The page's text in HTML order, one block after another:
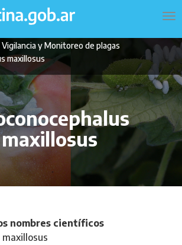
y Monitoreo de plagas
maxillosus
maxillosus
nombres científicos